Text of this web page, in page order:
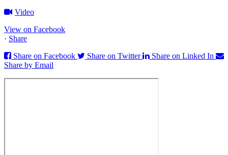
Video
View on Facebook
· Share
Share on Facebook
Share on Twitter
Share on Linked In
Share by Email